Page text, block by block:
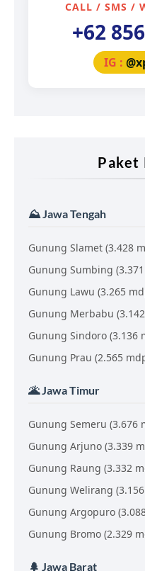
CALL / SMS /
+62
IG :
Paket
⛰️ Jawa Tengah
Gunung Slamet (3.428
Gunung Sumbing
Gunung Lawu (3.265
Gunung Merbabu
Gunung Sindoro (3.136
Gunung Prau (2.565
🌋 Jawa Timur
Gunung Semeru (3.676
Gunung Arjuno (3.339
Gunung Raung (3.332
Gunung Welirang
Gunung Argopuro
Gunung Bromo (2.329
🌲 Jawa Barat